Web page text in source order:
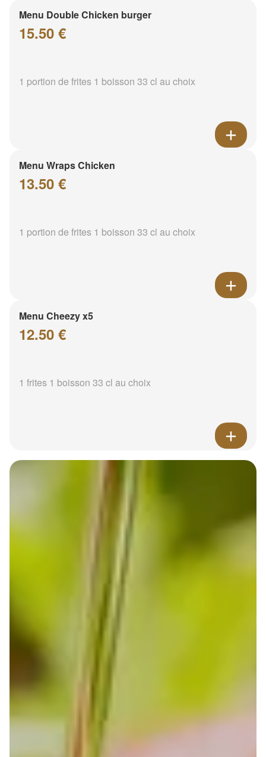
Menu Double Chicken burger
15.50 €
1 portion de frites 1 boisson 33 cl au choix
Menu Wraps Chicken
13.50 €
1 portion de frites 1 boisson 33 cl au choix
Menu Cheezy x5
12.50 €
1 frites 1 boisson 33 cl au choix